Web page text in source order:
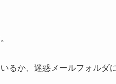
るか、迷惑メールフォルダ